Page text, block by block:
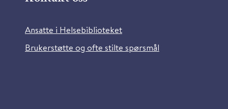
Ansatte i Helsebiblioteket
Brukerstøtte og ofte stilte spørsmål